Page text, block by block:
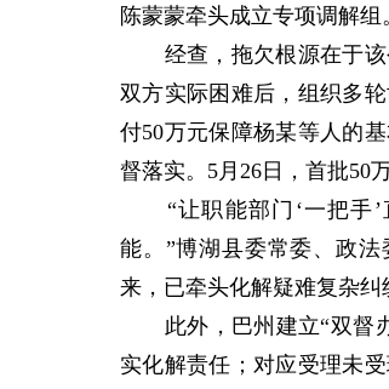
陈蒙蒙牵头成立专项调解组
经查，拖欠根源在于该
双方实际困难后，组织多
付50万元保障杨某等人的
督落实。5月26日，首批50
“让职能部门‘一把手’
能。”博湖县委常委、政
来，已牵头化解疑难复杂纠
此外，巴州建立“双督办
实化解责任；对应受理未